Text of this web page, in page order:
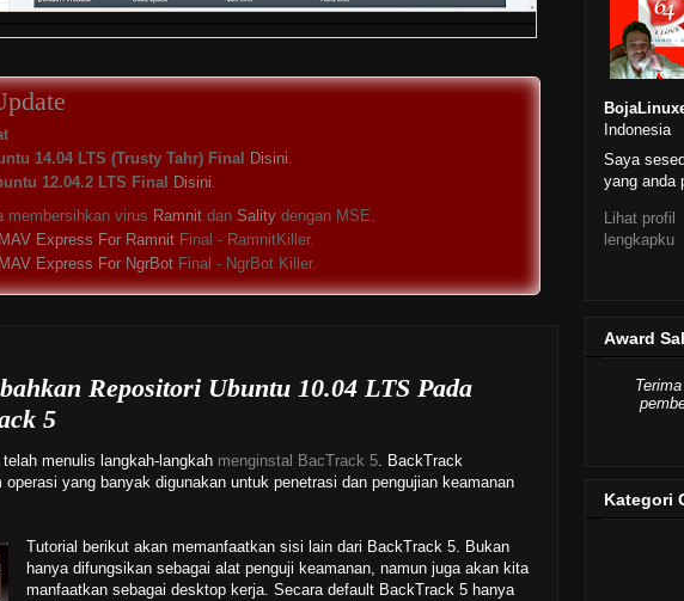
cPanel untuk kebutuhan hosting, sebelumnya telah kami sampaikan cara inst…
14.04 LTS (Trusty Tahr) Final Disini.
12.04.2 LTS Final
Disini.
membersihkan virus Ramnit dan Sality dengan MSE.
Express For Ramnit Final - RamnitKiller.
Express For NgrBot Final - NgrBot Killer.
Repositori Ubuntu 10.04 LTS Pada
5
telah menulis langkah-langkah menginstal BacTrack 5. BackTrack
yang banyak digunakan untuk penetrasi dan pengujian keamanan
Tutorial berikut akan memanfaatkan sisi lain dari BackTrack 5. Bukan
hanya difungsikan sebagai alat penguji keamanan, namun juga akan kita
manfaatkan sebagai desktop kerja. Secara default BackTrack 5 hanya
Indonesia
Saya
yang anda
Lihat profil
lengkapku
Award
Kategori